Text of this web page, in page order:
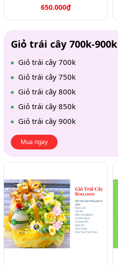
650.000₫
Giỏ trái cây 700k-900k
Giỏ trái cây 700k
Giỏ trái cây 750k
Giỏ trái cây 800k
Giỏ trái cây 850k
Giỏ trái cây 900k
Mua ngay